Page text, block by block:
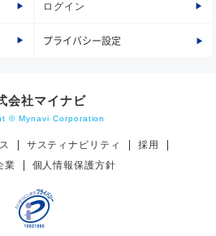
ログイン
プライバシー設定
会社マイナビ
© Mynavi Corporation
サスティナビリティ
採用
業
個人情報保護方針